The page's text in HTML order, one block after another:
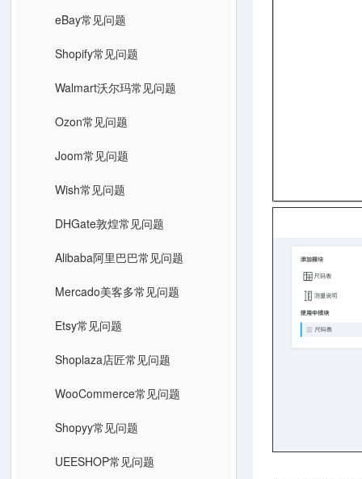
eBay常见问题
Shopify常见问题
Walmart沃尔玛常见问题
Ozon常见问题
Joom常见问题
Wish常见问题
DHGate敦煌常见问题
Alibaba阿里巴巴常见问题
Mercado美客多常见问题
Etsy常见问题
Shoplaza店匠常见问题
WooCommerce常见问题
Shopyy常见问题
UEESHOP常见问题